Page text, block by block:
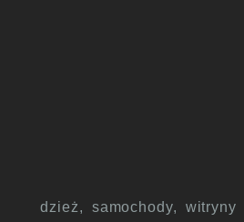
dzież, samochody, witryny